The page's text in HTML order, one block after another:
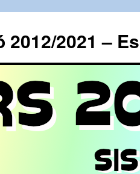
2012/2021 –